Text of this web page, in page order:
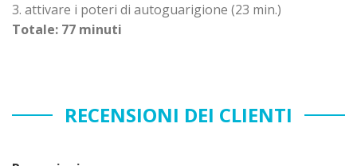
3. attivare i poteri di autoguarigione (23 min.)
Totale: 77 minuti
RECENSIONI DEI CLIENTI